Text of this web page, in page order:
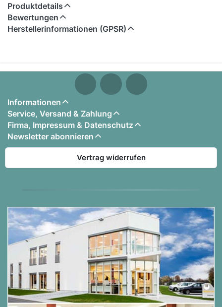
in Schwingung versetzen. Entwickelt wurde dieses
Konzept in Zusammenarbeit mit Onkyo, einem der
führenden japanischen Premium-Audio-Hersteller.
natürlich und räumlich. Zudem ermöglicht das
Feature nicht nur das Spiel der digitalen
Klangerzeugung, sondern z. B. auch die
Kombination des akustischen Klangs mit einem
digitalen Klang oder die Wiedergabe von Songs
via Bluetooth-Audio.
Weiterlesen....
Tastatur
Mechanik:
Millenium III
Tastenbelag:
Acryl/Phenol Belag
Hammerkern:
Mahagoni
Hammerfilz:
mit Unterfilz
Konstruktion
Produktdetails
Bewertungen
Herstellerinformationen (GPSR)
Informationen
Service, Versand & Zahlung
Firma, Impressum & Datenschutz
Newsletter abonnieren
Vertrag widerrufen